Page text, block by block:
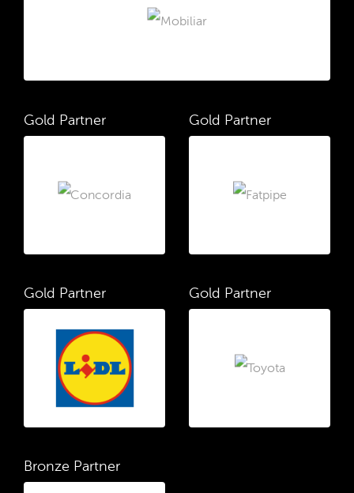
Gold Partner Gold Partner
Gold Partner Gold Partner
Bronze Partner